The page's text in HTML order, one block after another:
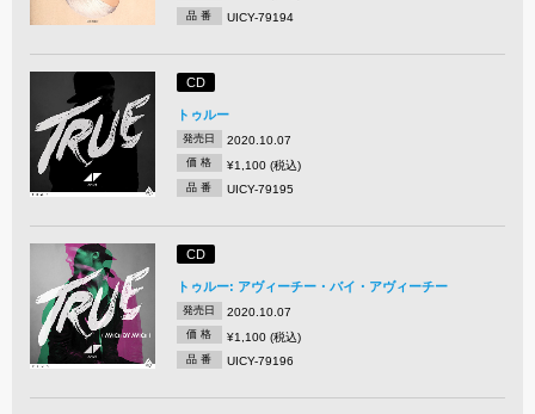
品 番 UICY-79194
CD
トゥルー
発売日 2020.10.07
価 格 ¥1,100 (税込)
品 番 UICY-79195
CD
トゥルー: アヴィーチー・バイ・アヴィーチー
発売日 2020.10.07
価 格 ¥1,100 (税込)
品 番 UICY-79196